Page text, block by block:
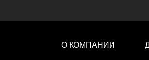
О КОМПАНИИ